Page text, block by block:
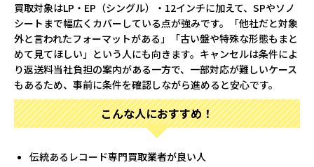
買取対象はLP・EP（シングル）・12インチに加えて、SPやソノ
シートまで幅広くカバーしている点が強みです。「他社だと対象
外と言われたフォーマットがある」「古い盤や特殊な形態もまと
めて見てほしい」という人にも向きます。キャンセルは条件によ
り返送料当社負担の案内がある一方で、一部対応が難しいケース
もあるため、事前に条件を確認しながら進めると安心です。
こんな人におすすめ！
伝統あるレコード専門買取業者が良い人